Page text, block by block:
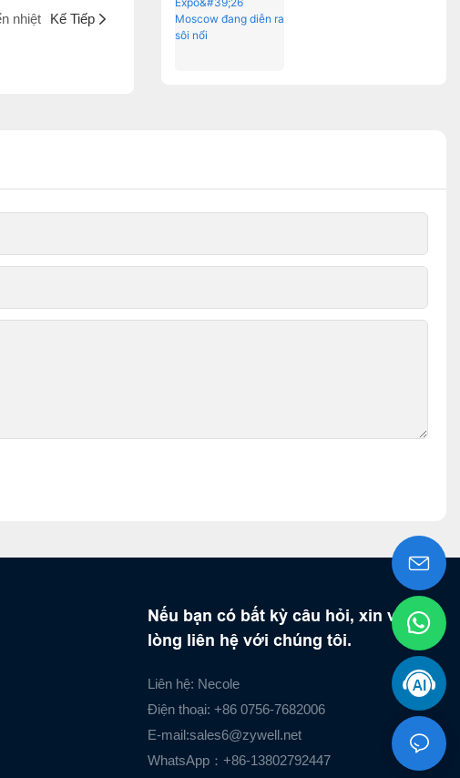
nhiệt Kế Tiếp
Nếu bạn có bất kỳ câu hỏi, xin vui
lòng liên hệ với chúng tôi.
Liên hệ: Necole
Điện thoại: +86 0756-7682006
E-mail:sales6@zywell.net
WhatsApp：+86-13802792447